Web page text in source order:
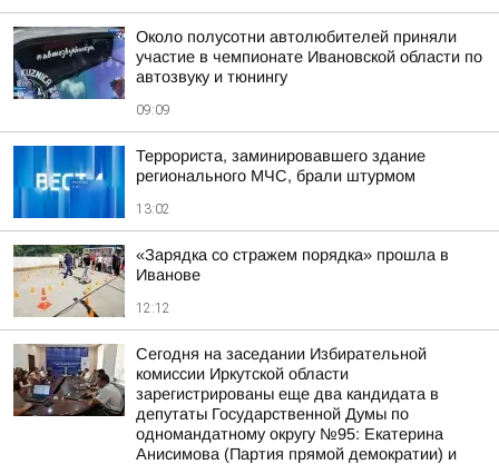
Около полусотни автолюбителей приняли
участие в чемпионате Ивановской области по
автозвуку и тюнингу
09:09
Террориста, заминировавшего здание
регионального МЧС, брали штурмом
13:02
«Зарядка со стражем порядка» прошла в
Иванове
12:12
Сегодня на заседании Избирательной
комиссии Иркутской области
зарегистрированы еще два кандидата в
депутаты Государственной Думы по
одномандатному округу №95: Екатерина
Анисимова (Партия прямой демократии) и